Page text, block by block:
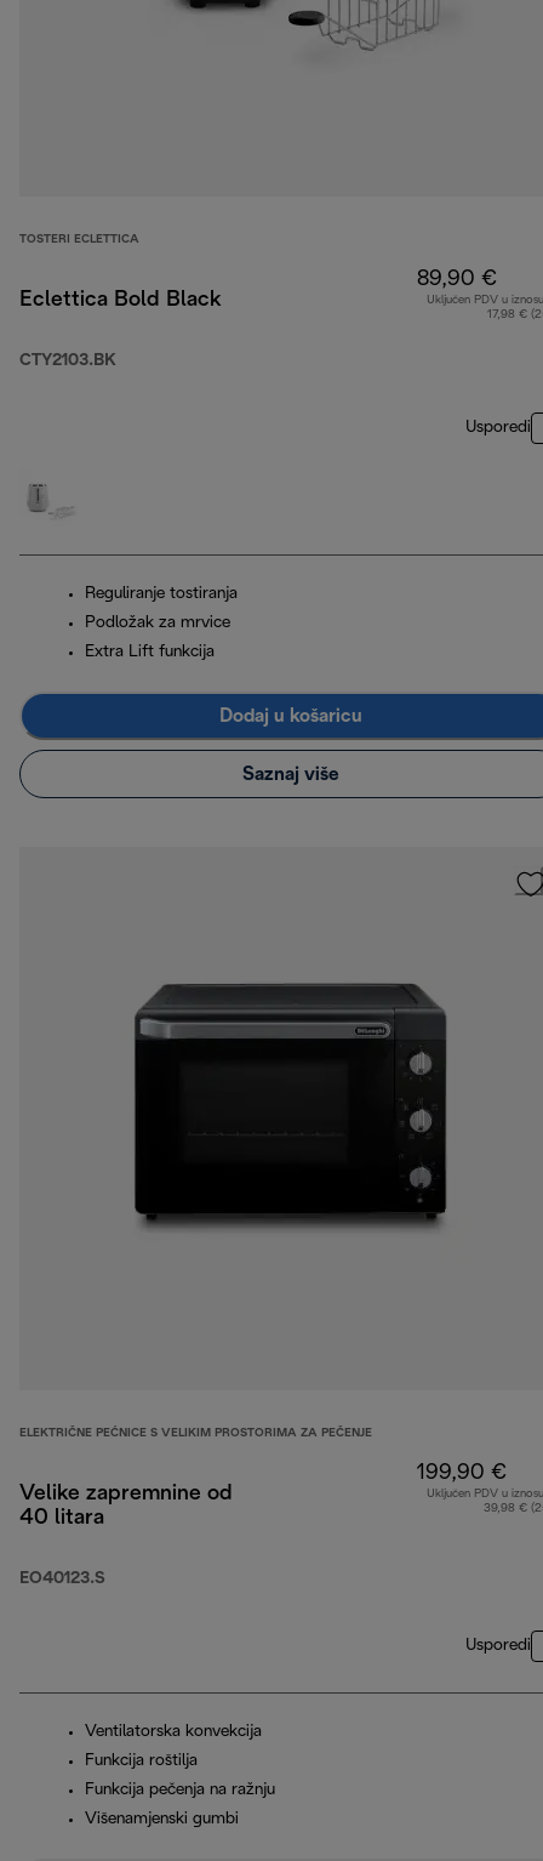
TOSTERI ECLETTICA
Eclettica Bold Black
CTY2103.BK
89,90 €
Uključen PDV u
17,98 €
Usporedi
Reguliranje tostiranja
Podložak za mrvice
Extra Lift funkcija
Dodaj u košaricu
Saznaj više
ELEKTRIČNE PEĆNICE S VELIKIM PROSTORIMA ZA PEČENJE
Velike zapremnine od
40 litara
EO40123.S
199,90 €
Uključen PDV u
39,98 €
Usporedi
Ventilatorska konvekcija
Funkcija roštilja
Funkcija pečenja na ražnju
Višenamjenski gumbi